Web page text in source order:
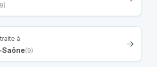
à
(9)